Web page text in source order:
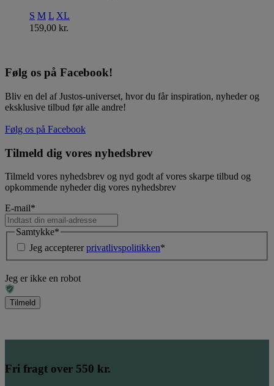
S M L XL
159,00 kr.
Følg os på Facebook!
Bliv en del af Justos-universet, hvor du får inspiration, nyheder og
eksklusive tilbud før alle andre!
Følg os på Facebook
Tilmeld dig vores nyhedsbrev
Tilmeld vores nyhedsbrev og nyd godt af vores skarpe tilbud og
opkommende nyheder dig vores nyhedsbrev
E-mail*
Samtykke*
Jeg accepterer privatlivspolitikken*
Jeg er ikke en robot
Fri fragt over 550 kr.